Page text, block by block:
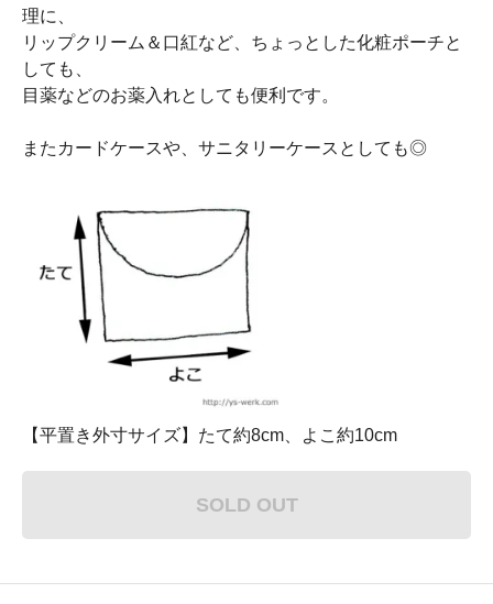
理に、
リップクリーム＆口紅など、ちょっとした化粧ポーチと
しても、
目薬などのお薬入れとしても便利です。
またカードケースや、サニタリーケースとしても◎
【平置き外寸サイズ】たて約8cm、よこ約10cm
SOLD OUT